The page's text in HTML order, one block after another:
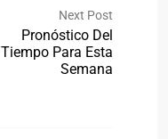
Next Post
Pronóstico Del
Tiempo Para Esta
Semana